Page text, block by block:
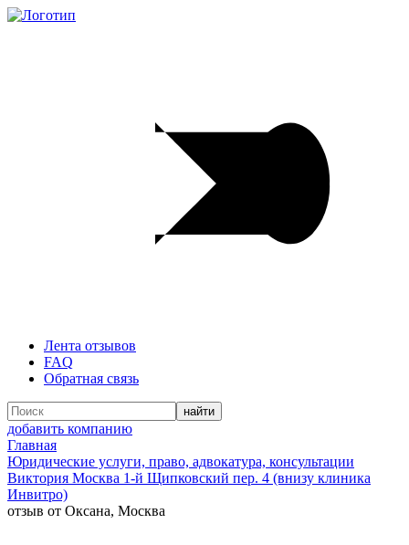
Лента отзывов
FAQ
Обратная связь
добавить компанию
Главная
Юридические услуги, право, адвокатура, консультации
Виктория Москва 1-й Щипковский пер. 4 (внизу клиника
Инвитро)
отзыв от Оксана, Москва